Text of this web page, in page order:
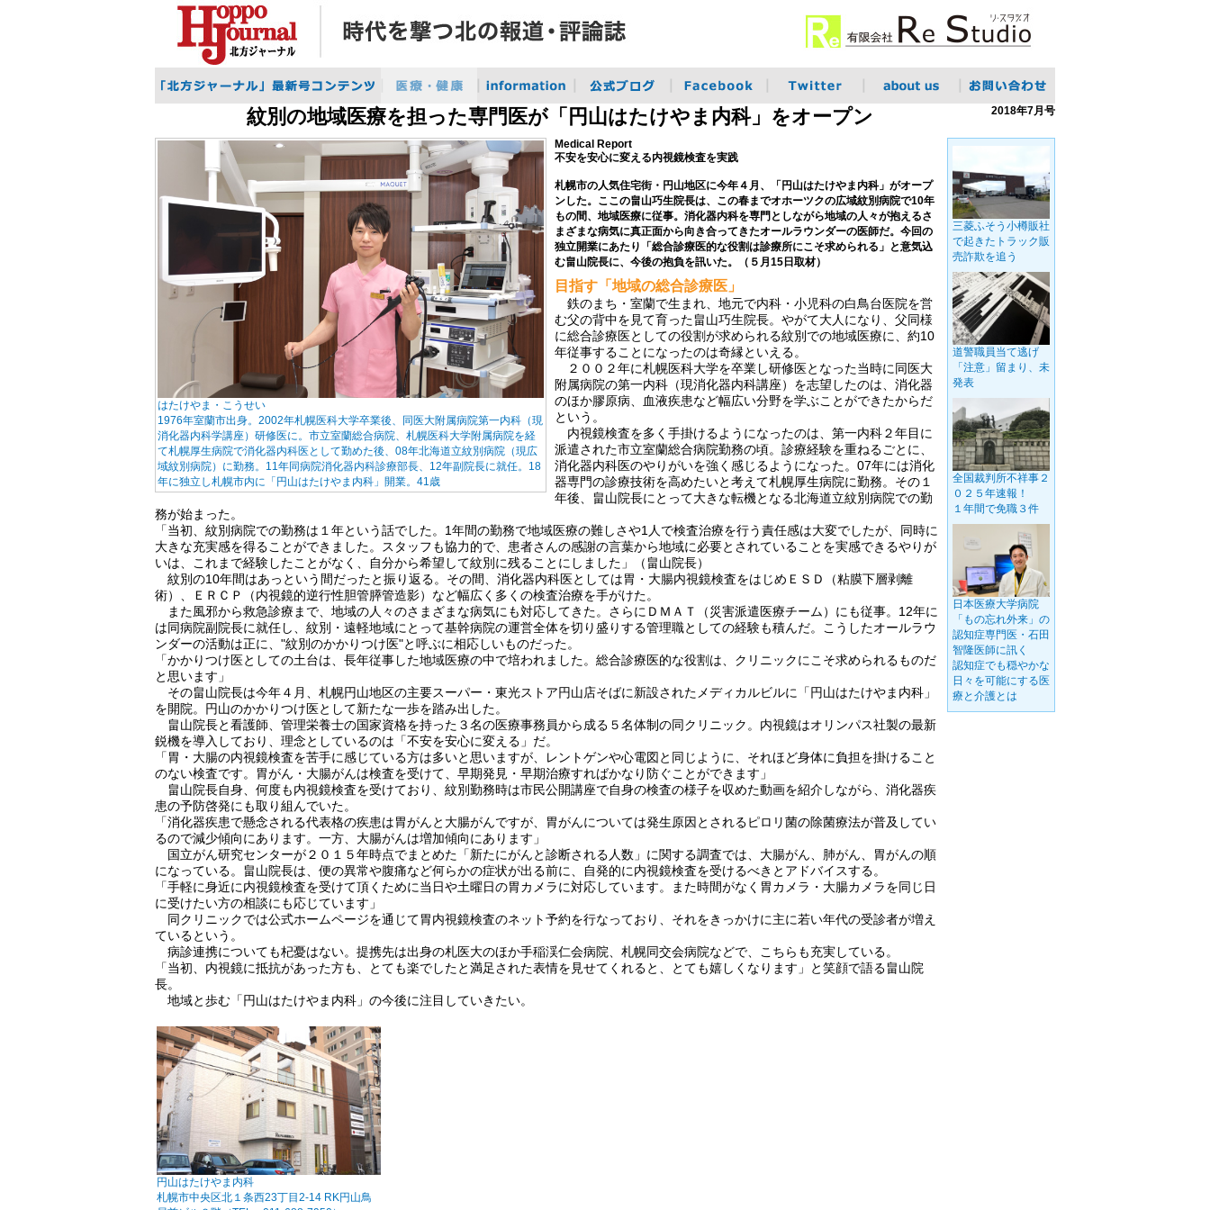
紋別の地域医療を担った専門医が「円山はたけやま内科」をオープン 2018年7月号
はたけやま・こうせい
1976年室蘭市出身。2002年札幌医科大学卒業後、同医大附属病院第一内科（現
消化器内科学講座）研修医に。市立室蘭総合病院、札幌医科大学附属病院を経
て札幌厚生病院で消化器内科医として勤めた後、08年北海道立紋別病院（現広
域紋別病院）に勤務。11年同病院消化器内科診療部長、12年副院長に就任。18
年に独立し札幌市内に「円山はたけやま内科」開業。41歳
Medical Report
不安を安心に変える内視鏡検査を実践
札幌市の人気住宅街・円山地区に今年４月、「円山はたけやま内科」がオープ
ンした。ここの畠山巧生院長は、この春までオホーツクの広域紋別病院で10年
もの間、地域医療に従事。消化器内科を専門としながら地域の人々が抱えるさ
まざまな病気に真正面から向き合ってきたオールラウンダーの医師だ。今回の
独立開業にあたり「総合診療医的な役割は診療所にこそ求められる」と意気込
む畠山院長に、今後の抱負を訊いた。（５月15日取材）
目指す「地域の総合診療医」
鉄のまち・室蘭で生まれ、地元で内科・小児科の白鳥台医院を営
む父の背中を見て育った畠山巧生院長。やがて大人になり、父同様
に総合診療医としての役割が求められる紋別での地域医療に、約10
年従事することになったのは奇縁といえる。
２００２年に札幌医科大学を卒業し研修医となった当時に同医大
附属病院の第一内科（現消化器内科講座）を志望したのは、消化器
のほか膠原病、血液疾患など幅広い分野を学ぶことができたからだ
という。
内視鏡検査を多く手掛けるようになったのは、第一内科２年目に
派遣された市立室蘭総合病院勤務の頃。診療経験を重ねるごとに、
消化器内科医のやりがいを強く感じるようになった。07年には消化
器専門の診療技術を高めたいと考えて札幌厚生病院に勤務。その１
年後、畠山院長にとって大きな転機となる北海道立紋別病院での勤
務が始まった。
「当初、紋別病院での勤務は１年という話でした。1年間の勤務で地域医療の難しさや1人で検査治療を行う責任感は大変でしたが、同時に
大きな充実感を得ることができました。スタッフも協力的で、患者さんの感謝の言葉から地域に必要とされていることを実感できるやりが
いは、これまで経験したことがなく、自分から希望して紋別に残ることにしました」（畠山院長）
紋別の10年間はあっという間だったと振り返る。その間、消化器内科医としては胃・大腸内視鏡検査をはじめＥＳＤ（粘膜下層剥離
術）、ＥＲＣＰ（内視鏡的逆行性胆管膵管造影）など幅広く多くの検査治療を手がけた。
また風邪から救急診療まで、地域の人々のさまざまな病気にも対応してきた。さらにＤＭＡＴ（災害派遣医療チーム）にも従事。12年に
は同病院副院長に就任し、紋別・遠軽地域にとって基幹病院の運営全体を切り盛りする管理職としての経験も積んだ。こうしたオールラウ
ンダーの活動は正に、"紋別のかかりつけ医"と呼ぶに相応しいものだった。
「かかりつけ医としての土台は、長年従事した地域医療の中で培われました。総合診療医的な役割は、クリニックにこそ求められるものだ
と思います」
その畠山院長は今年４月、札幌円山地区の主要スーパー・東光ストア円山店そばに新設されたメディカルビルに「円山はたけやま内科」
を開院。円山のかかりつけ医として新たな一歩を踏み出した。
畠山院長と看護師、管理栄養士の国家資格を持った３名の医療事務員から成る５名体制の同クリニック。内視鏡はオリンパス社製の最新
鋭機を導入しており、理念としているのは「不安を安心に変える」だ。
「胃・大腸の内視鏡検査を苦手に感じている方は多いと思いますが、レントゲンや心電図と同じように、それほど身体に負担を掛けること
のない検査です。胃がん・大腸がんは検査を受けて、早期発見・早期治療すればかなり防ぐことができます」
畠山院長自身、何度も内視鏡検査を受けており、紋別勤務時は市民公開講座で自身の検査の様子を収めた動画を紹介しながら、消化器疾
患の予防啓発にも取り組んでいた。
「消化器疾患で懸念される代表格の疾患は胃がんと大腸がんですが、胃がんについては発生原因とされるピロリ菌の除菌療法が普及してい
るので減少傾向にあります。一方、大腸がんは増加傾向にあります」
国立がん研究センターが２０１５年時点でまとめた「新たにがんと診断される人数」に関する調査では、大腸がん、肺がん、胃がんの順
になっている。畠山院長は、便の異常や腹痛など何らかの症状が出る前に、自発的に内視鏡検査を受けるべきとアドバイスする。
「手軽に身近に内視鏡検査を受けて頂くために当日や土曜日の胃カメラに対応しています。また時間がなく胃カメラ・大腸カメラを同じ日
に受けたい方の相談にも応じています」
同クリニックでは公式ホームページを通じて胃内視鏡検査のネット予約を行なっており、それをきっかけに主に若い年代の受診者が増え
ているという。
病診連携についても杞憂はない。提携先は出身の札医大のほか手稲渓仁会病院、札幌同交会病院などで、こちらも充実している。
「当初、内視鏡に抵抗があった方も、とても楽でしたと満足された表情を見せてくれると、とても嬉しくなります」と笑顔で語る畠山院
長。
地域と歩む「円山はたけやま内科」の今後に注目していきたい。
三菱ふそう小樽販社
で起きたトラック販
売詐欺を追う
道警職員当て逃げ
「注意」留まり、未
発表
全国裁判所不祥事２
０２５年速報！
１年間で免職３件
日本医療大学病院
「もの忘れ外来」の
認知症専門医・石田
智隆医師に訊く
認知症でも穏やかな
日々を可能にする医
療と介護とは
円山はたけやま内科
札幌市中央区北１条西23丁目2-14 RK円山鳥